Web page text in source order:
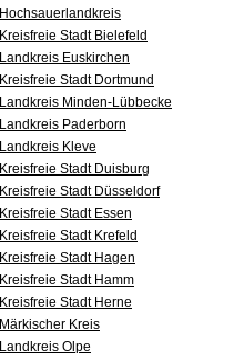
Hochsauerlandkreis
Kreisfreie Stadt Bielefeld
Landkreis Euskirchen
Kreisfreie Stadt Dortmund
Landkreis Minden-Lübbecke
Landkreis Paderborn
Landkreis Kleve
Kreisfreie Stadt Duisburg
Kreisfreie Stadt Düsseldorf
Kreisfreie Stadt Essen
Kreisfreie Stadt Krefeld
Kreisfreie Stadt Hagen
Kreisfreie Stadt Hamm
Kreisfreie Stadt Herne
Märkischer Kreis
Landkreis Olpe